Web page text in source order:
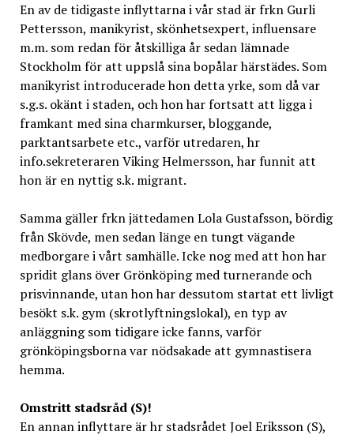
En av de tidigaste inflyttarna i vår stad är frkn Gurli
Pettersson, manikyrist, skönhetsexpert, influensare
m.m. som redan för åtskilliga år sedan lämnade
Stockholm för att uppslå sina bopålar härstädes. Som
manikyrist introducerade hon detta yrke, som då var
s.g.s. okänt i staden, och hon har fortsatt att ligga i
framkant med sina charmkurser, bloggande,
parktantsarbete etc., varför utredaren, hr
info.sekreteraren Viking Helmersson, har funnit att
hon är en nyttig s.k. migrant.
Samma gäller frkn jättedamen Lola Gustafsson, bördig
från Skövde, men sedan länge en tungt vägande
medborgare i vårt samhälle. Icke nog med att hon har
spridit glans över Grönköping med turnerande och
prisvinnande, utan hon har dessutom startat ett livligt
besökt s.k. gym (skrotlyftningslokal), en typ av
anläggning som tidigare icke fanns, varför
grönköpingsborna var nödsakade att gymnastisera
hemma.
Omstritt stadsråd (S)!
En annan inflyttare är hr stadsrådet Joel Eriksson (S),